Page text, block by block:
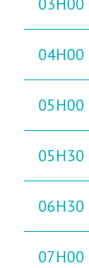
04H00
05H00
05H30
06H30
07H00